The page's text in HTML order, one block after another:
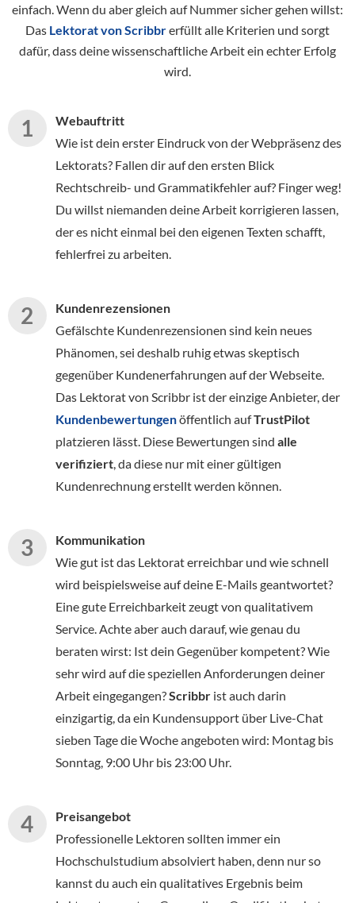
einfach. Wenn du aber gleich auf Nummer sicher gehen willst:
Das Lektorat von Scribbrerfüllt alle Kriterien und sorgt
dafür, dass deine wissenschaftliche Arbeit ein echter Erfolg
wird.
Webauftritt
Wie ist dein erster Eindruck von der Webpräsenz des
Lektorats? Fallen dir auf den ersten Blick
Rechtschreib- und Grammatikfehler auf? Finger weg!
Du willst niemanden deine Arbeit korrigieren lassen,
der es nicht einmal bei den eigenen Texten schafft,
fehlerfrei zu arbeiten.
Kundenrezensionen
Gefälschte Kundenrezensionen sind kein neues
Phänomen, sei deshalb ruhig etwas skeptisch
gegenüber Kundenerfahrungen auf der Webseite.
Das Lektorat von Scribbr ist der einzige Anbieter, der
Kundenbewertungenöffentlich aufTrustPilot
platzieren lässt. Diese Bewertungen sind alle
verifiziert, da diese nur mit einer gültigen
Kundenrechnung erstellt werden können.
Kommunikation
Wie gut ist das Lektorat erreichbar und wie schnell
wird beispielsweise auf deine E-Mails geantwortet?
Eine gute Erreichbarkeit zeugt von qualitativem
Service. Achte aber auch darauf, wie genau du
beraten wirst: Ist dein Gegenüber kompetent? Wie
sehr wird auf die speziellen Anforderungen deiner
Arbeit eingegangen?Scribbr ist auch darin
einzigartig, da ein Kundensupport über Live-Chat
sieben Tage die Woche angeboten wird: Montag bis
Sonntag, 9:00 Uhr bis 23:00 Uhr.
Preisangebot
Professionelle Lektoren sollten immer ein
Hochschulstudium absolviert haben, denn nur so
kannst du auch ein qualitatives Ergebnis beim